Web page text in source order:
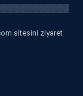
sitesini ziyaret